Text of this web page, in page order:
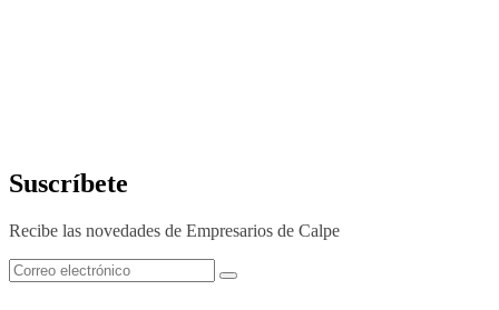
Suscríbete
Recibe las novedades de Empresarios de Calpe